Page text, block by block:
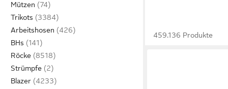
Mützen
Trikots
Arbeitshosen
BHs
Röcke
Strümpfe
Blazer
459.136 Produkte